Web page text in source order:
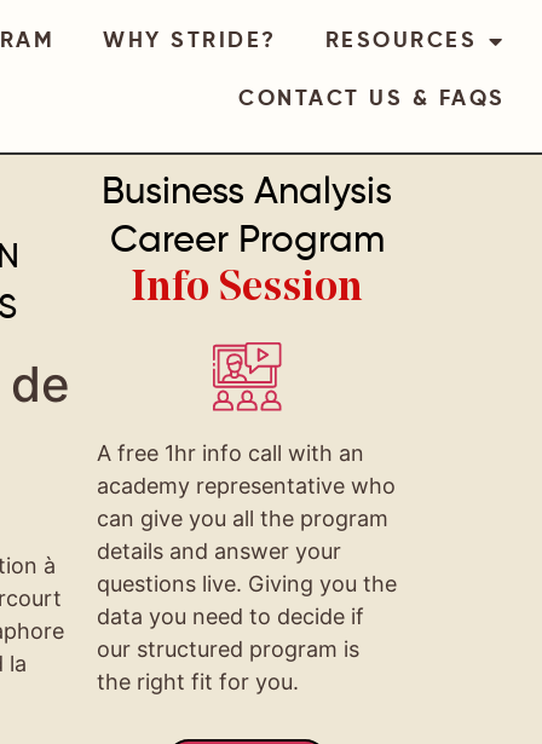
WHY STRIDE? RESOURCES
CONTACT US & FAQS
à
la
Business Analysis
Career Program
Info Session
A free 1hr info call with an
academy representative who
can give you all the program
details and answer your
questions live. Giving you the
data you need to decide if
our structured program is
the right fit for you.